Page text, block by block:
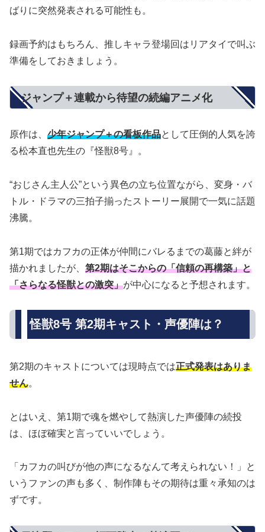
ばりに突然発表される可能性も。
録画予約はもちろん、推しキャラ登場回はリアタイで叫ぶ
準備をしておきましょう。
ジャンプ＋連載から待望の続編アニメ化
原作は、 少年ジャンプ＋の看板作品として圧倒的人気を誇
る松本直也先生の『怪獣8号』。
“おじさん主人公”という異色の立ち位置ながら、変身・バ
トル・ドラマの三拍子揃ったストーリー展開で一気に話題
沸騰。
第1期ではカフカの正体が仲間にバレるまでの葛藤と絆が
描かれましたが、 第2期はそこからの「信頼の再構築」と
「さらなる怪獣との激突」が中心になると予想されます。
怪獣8号 第2期キャスト・声優陣は？
第2期のキャストについては現時点では正式発表はありま
せん。
とはいえ、第1期で魂を燃やして熱演した声優陣の続投
は、ほぼ確実と言っていいでしょう。
「カフカの叫びが他の声になるなんて考えられない！」と
いうファンの声も多く、制作陣もその期待は重々承知のは
ずです。